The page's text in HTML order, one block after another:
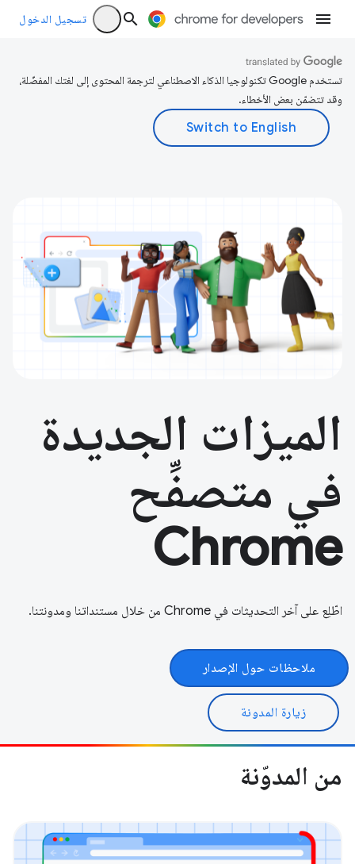
تسجيل الدخول
تستخدم Google تكنولوجيا الذكاء الاصطناعي لترجمة المحتوى إلى لغتك المفضّلة،
وقد تتضمّن بعض الأخطاء.
الميزات الجديدة
في متصفِّح
Chrome
اطّلِع على آخر التحديثات في Chrome من خلال مستنداتنا ومدونتنا.
ملاحظات حول الإصدار
زيارة المدونة
من المدوّنة